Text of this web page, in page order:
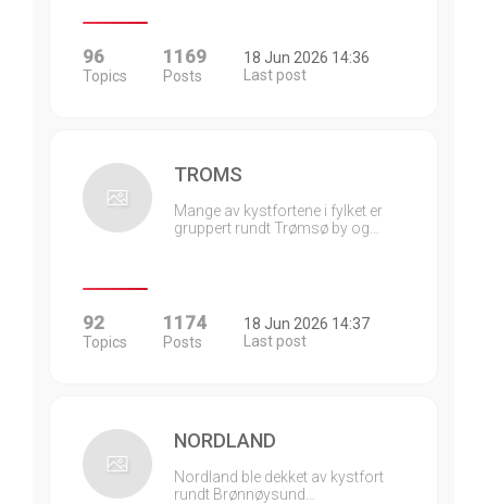
96
Topics
1169
Posts
18 Jun 2026 14:36
Last post
TROMS
Mange av kystfortene i fylket er
gruppert rundt Trømsø by og…
92
Topics
1174
Posts
18 Jun 2026 14:37
Last post
NORDLAND
Nordland ble dekket av kystfort
rundt Brønnøysund…